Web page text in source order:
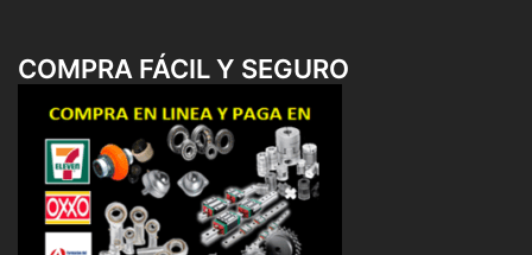
COMPRA FÁCIL Y SEGURO